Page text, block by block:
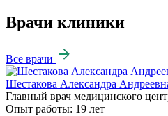
Врачи клиники
Все врачи
Шестакова Александра
Главный врач медицинского
Опыт работы: 19 лет